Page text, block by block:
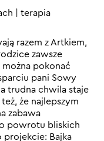
terapia
razem z Artkiem,
zawsze
pokonać
pani Sowy
trudna chwila staje
że najlepszym
zabawa
powrotu bliskich
projekcie: Bajka